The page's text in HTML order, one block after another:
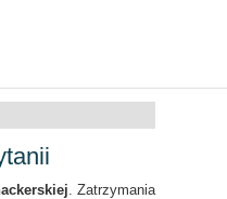
. Zatrzymania